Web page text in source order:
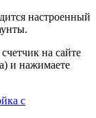
настроенный
на сайте
и нажимаете